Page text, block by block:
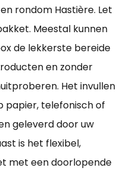
rondom Hastière. Let
Meestal kunnen
de lekkerste bereide
en zonder
Het invullen
papier, telefonisch of
geleverd door uw
is het flexibel,
met een doorlopende